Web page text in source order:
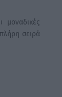
μοναδικές
σειρά